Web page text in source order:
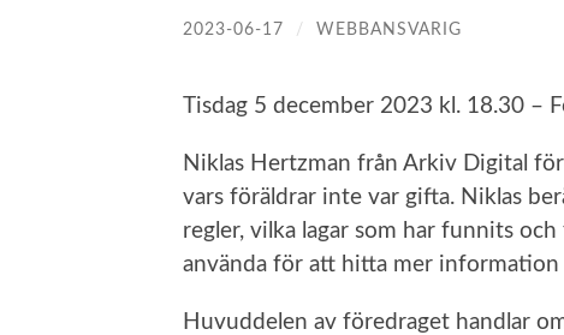
2023-06-17 / WEBBANSVARIG
Tisdag 5 december 2023 kl. 18.30 –
Niklas Hertzman från Arkiv Digital
vars föräldrar inte var gifta. Niklas
regler, vilka lagar som har funnits
använda för att hitta mer information
Huvuddelen av föredraget handlar